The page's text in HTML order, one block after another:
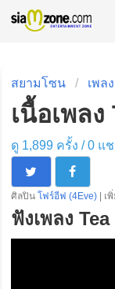
สยามโซน เพลง
เนื้อเพล
ดู 1,899 ครั้ง /0แช
ศิลปิน โฟร์อีฟ (4Eve) |
ฟังเพลง Tea